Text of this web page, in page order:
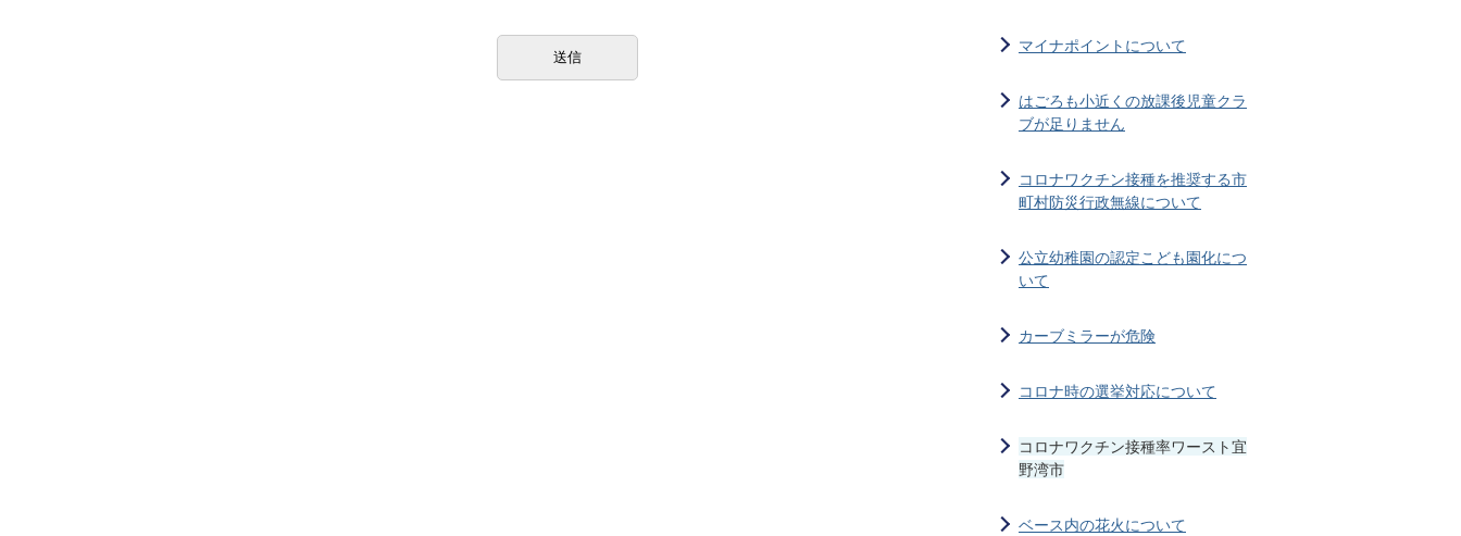
マイナポイントについて
はごろも小近くの放課後児童クラ
ブが足りません
コロナワクチン接種を推奨する市
町村防災行政無線について
公立幼稚園の認定こども園化につ
いて
カーブミラーが危険
コロナ時の選挙対応について
コロナワクチン接種率ワースト宜
野湾市
ベース内の花火について